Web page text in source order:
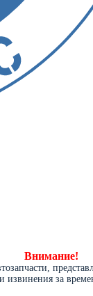
Внимание!
извинения за